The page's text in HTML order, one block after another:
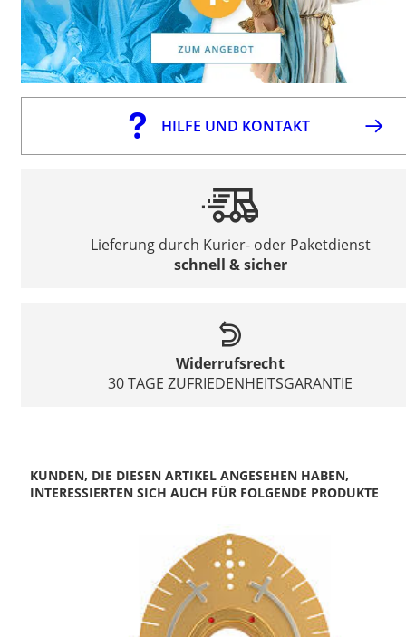
HILFE UND KONTAKT
Lieferung durch Kurier- oder Paketdienst
schnell & sicher
Widerrufsrecht
30 TAGE ZUFRIEDENHEITSGARANTIE
KUNDEN, DIE DIESEN ARTIKEL ANGESEHEN HABEN,
INTERESSIERTEN SICH AUCH FÜR FOLGENDE PRODUKTE